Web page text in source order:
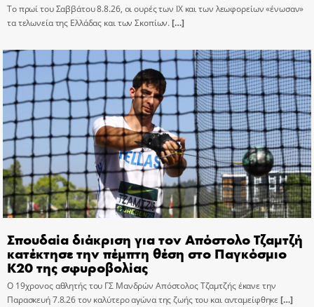
Το πρωί του Σαββάτου 8.8.26, οι ουρές των ΙΧ και των λεωφορείων «ένωσαν»
τα τελωνεία της Ελλάδας και των Σκοπίων.[…]
Σπουδαία διάκριση για τον Απόστολο Τζαμτζή
κατέκτησε την πέμπτη θέση στο Παγκόσμιο
Κ20 της σφυροβολίας
Ο 19χρονος αθλητής του ΓΣ Μανδρών Απόστολος Τζαμτζής έκανε την
Παρασκευή 7.8.26 τον καλύτερο αγώνα της ζωής του και ανταμείφθηκε[…]